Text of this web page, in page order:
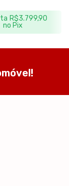
R$3.799,90
no Pix